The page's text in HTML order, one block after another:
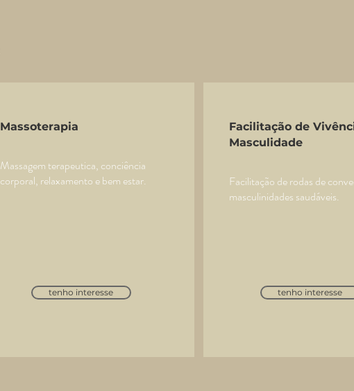
Massoterapia
Massagem terapeutica, conciência
corporal, relaxamento e bem estar.
tenho interesse
Facilitação de
Masculidade
Facilitação de rodas de
masculinidades saudáveis.
tenho interesse